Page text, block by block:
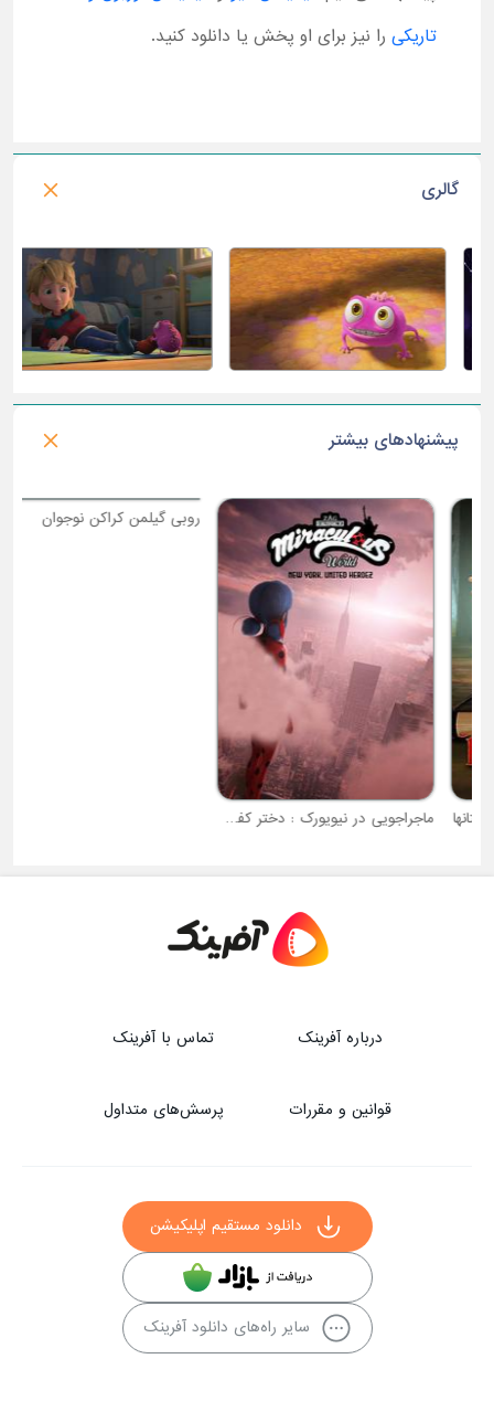
تاریکی را نیز برای او پخش یا دانلود کنید.
گالری
پیشنهادهای بیشتر
ماجراجویی در نیویورک : دختر کفشدوزکی و قهرمانان متحد روبی گیلمن کراکن نوجوان
درباره آفرینک تماس با آفرینک
قوانین و مقررات پرسش‌های متداول
دانلود مستقیم اپلیکیشن
سایر راه‌های دانلود آفرینک